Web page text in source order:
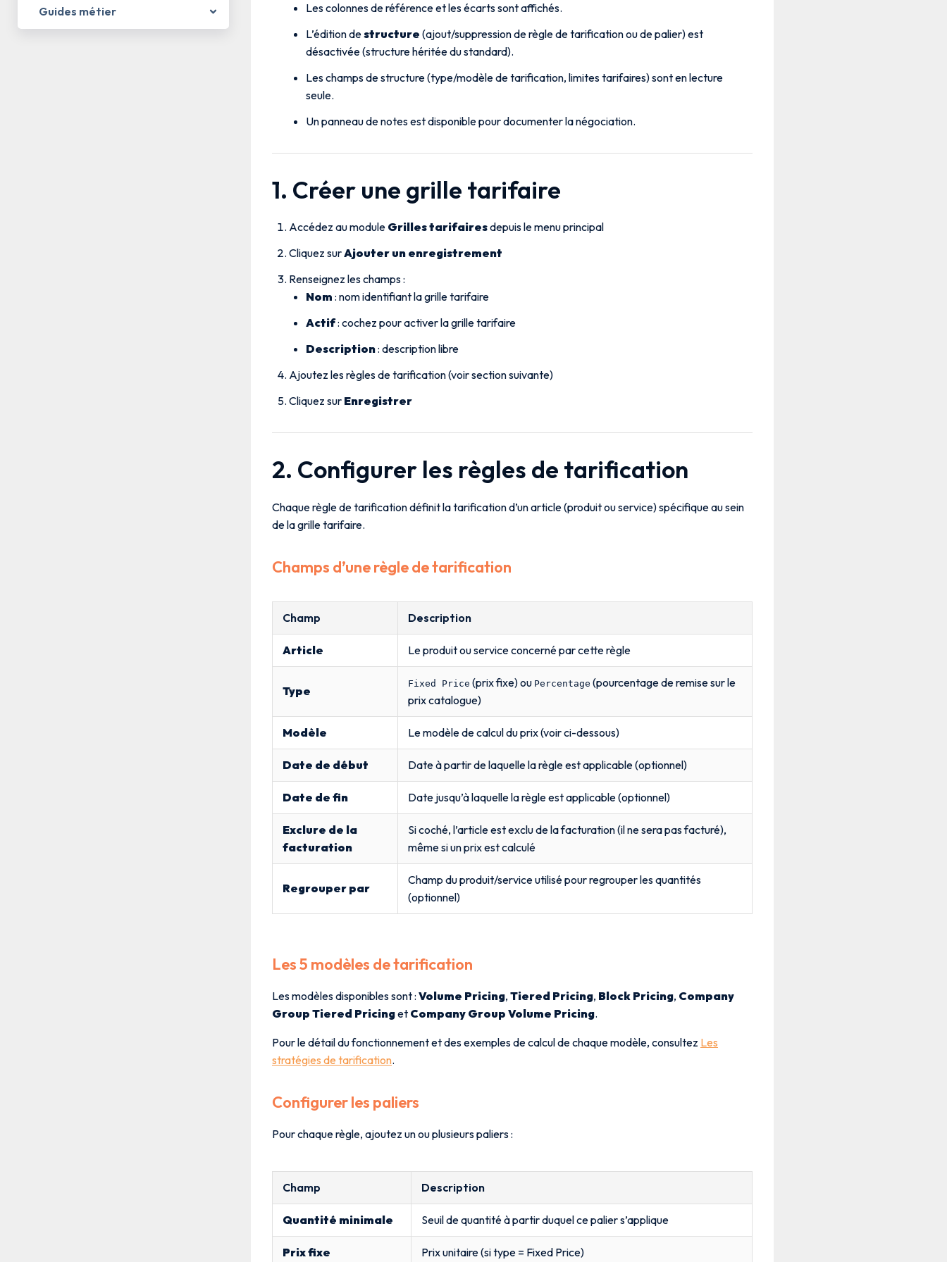
Guides métier
Les colonnes de référence et les écarts sont affichés.
L’édition destructure (ajout/suppression de règle de tarification ou de palier) est
désactivée (structure héritée du standard).
Les champs de structure (type/modèle de tarification, limites tarifaires) sont en lecture
seule.
Un panneau de notes est disponible pour documenter la négociation.
1. Créer une grille tarifaire
Accédez au module Grilles tarifairesdepuis le menu principal
Cliquez surAjouter un enregistrement
Renseignez les champs :
Nom : nom identifiant la grille tarifaire
Actif: cochez pour activer la grille tarifaire
Description: description libre
Ajoutez les règles de tarification (voir section suivante)
Cliquez sur Enregistrer
2. Configurer les règles de tarification
Chaque règle de tarification définit la tarification d’un article (produit ou service) spécifique au sein
de la grille tarifaire.
Champs d’une règle de tarification
Champ Description
Article Le produit ou service concerné par cette règle
Type
Fixed Price (prix fixe) ou Percentage (pourcentage de remise sur le
prix catalogue)
Modèle Le modèle de calcul du prix (voir ci-dessous)
Date de début Date à partir de laquelle la règle est applicable (optionnel)
Date de fin Date jusqu’à laquelle la règle est applicable (optionnel)
Exclure de la
facturation
Si coché, l’article est exclu de la facturation (il ne sera pas facturé),
même si un prix est calculé
Regrouper par
Champ du produit/service utilisé pour regrouper les quantités
(optionnel)
Les 5 modèles de tarification
Les modèles disponibles sont : Volume Pricing, Tiered Pricing, Block Pricing, Company
Group Tiered Pricinget Company Group Volume Pricing.
Pour le détail du fonctionnement et des exemples de calcul de chaque modèle, consultez Les
stratégies de tarification.
Configurer les paliers
Pour chaque règle, ajoutez un ou plusieurs paliers :
Champ Description
Quantité minimale Seuil de quantité à partir duquel ce palier s’applique
Prix fixe Prix unitaire (si type = Fixed Price)